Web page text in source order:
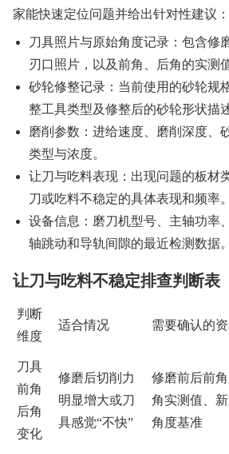
家能快速定位问题并给出针对性建议：
刀具照片与原始角度记录：包含修
刃口照片，以及前角、后角的实测
砂轮修整记录：当前使用的砂轮规
整工具类型及修整后的砂轮形状描述
磨削参数：进给速度、磨削深度、
类型与浓度。
让刀与吃料表现：出现问题的板材
刀或吃料不稳定的具体表现和频率。
设备信息：磨刀机型号、主轴功率
轴跳动和导轨间隙的最近检测数据。
让刀与吃料不稳定排查判断表
判断
维度
适合情况 需要确认的
刀具
前角
后角
变化
修磨后切削力
明显增大或刀
具感觉“不快”
修磨前后前
角实测值、
角度基准